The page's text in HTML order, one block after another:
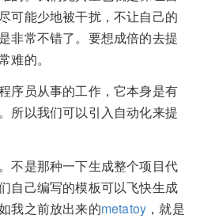
可能少地被干扰，不让自己的
非常不错了。要想成倍的去提
难的。
序员从事的工作，它本身是有
所以我们可以引入自动化来提
不是那种一下生成整个项目代
自己编写的模板可以飞快生成
我之前放出来的metatoy ，就是